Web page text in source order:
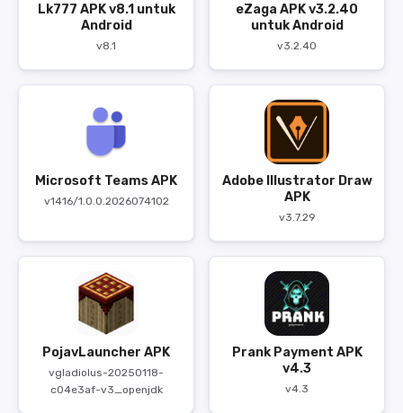
Lk777 APK v8.1 untuk
Android
v8.1
eZaga APK v3.2.40
untuk Android
v3.2.40
Microsoft Teams APK
v1416/1.0.0.2026074102
Adobe Illustrator Draw
APK
v3.7.29
PojavLauncher APK
vgladiolus-20250118-
c04e3af-v3_openjdk
Prank Payment APK
v4.3
v4.3